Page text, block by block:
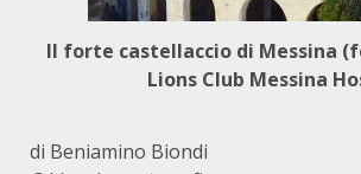
Il forte castellaccio di Messina
Lions Club Messina
di Beniamino Biondi